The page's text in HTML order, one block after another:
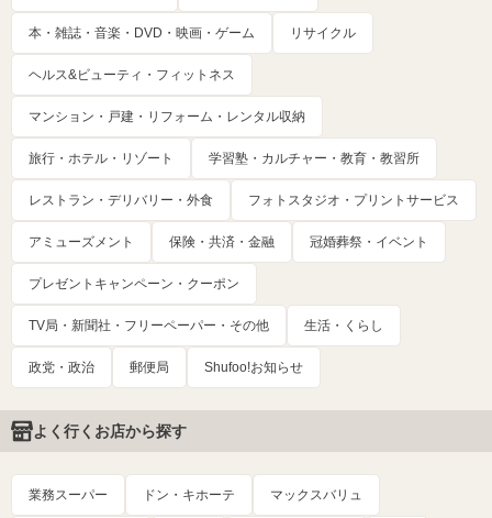
本・雑誌・音楽・DVD・映画・ゲーム リサイクル
ヘルス&ビューティ・フィットネス
マンション・戸建・リフォーム・レンタル収納
旅行・ホテル・リゾート 学習塾・カルチャー・教育・教習所
レストラン・デリバリー・外食 フォトスタジオ・プリントサービス
アミューズメント 保険・共済・金融 冠婚葬祭・イベント
プレゼントキャンペーン・クーポン
TV局・新聞社・フリーペーパー・その他 生活・くらし
政党・政治 郵便局 Shufoo!お知らせ
よく行くお店から探す
業務スーパー ドン・キホーテ マックスバリュ